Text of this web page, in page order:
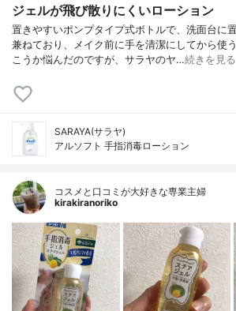
ジェルが飛び散りにくいローション
置きやすいポンプタイプ式ボトルで、洗面台に
兼ねており、メイク前に手を清潔にしてから使
こうか悩んだのですが、サラヤのヤ…続きを見る
SARAYA(サラヤ)
アルソフト 手指消毒ローション
コスメと口コミが大好きな専業主婦
kirakiranoriko